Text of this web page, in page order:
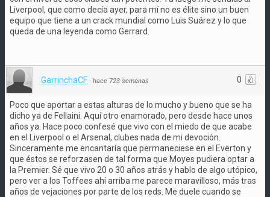
Liverpool, que como decía ayer, para mí no es élite sino un buen
equipo que tiene a un crack mundial como Luis Suárez y lo que
queda de una leyenda como Gerrard.
0
GarrinchaCF · hace 723 semanas
Poco que aportar a estas alturas de lo mucho y bueno que se ha
dicho ya de Fellaini. Aquí otro enamorado, pero desde hace unos
años ya. Hace poco confesé que vivo con el miedo de que acabe
en el Liverpool o el Arsenal, clubes nada de mi devoción.
Sinceramente me encantaría que permaneciese en el Everton y
que éstos se reforzasen de tal forma que Moyes pudiera optar a
la Premier. Sé que vivo 20 o 30 años atrás y hablo de algo utópico,
pero ver a los Toffees ahí arriba me parece maravilloso, más tras
años de vejaciones por parte de los reds. Me duele cuando se